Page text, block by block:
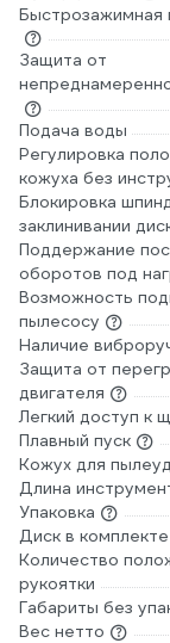
Быстрозажимная
Защита от
Подача воды
Регулировка
кожуха без
Блокировка
заклинивании
Поддержание
оборотов под
Возможность
пылесосу
Наличие
Защита от
двигателя
Легкий доступ к
Плавный пуск
Кожух для
Длина
Упаковка
Диск в комплекте
Количество
рукоятки
Габариты без
Вес нетто